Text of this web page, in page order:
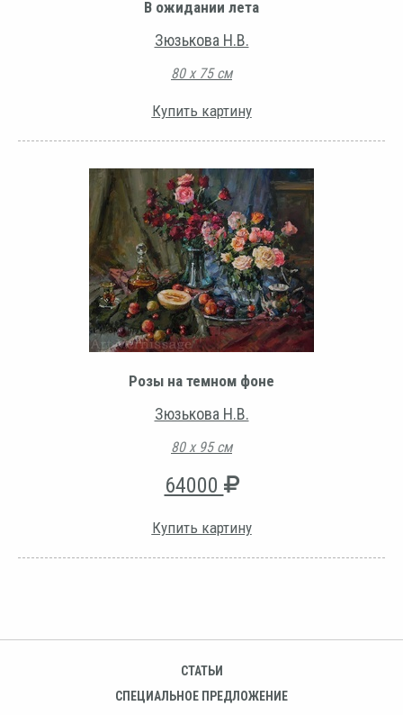
В ожидании лета
Зюзькова Н.В.
80 х 75 см
Купить картину
Розы на темном фоне
Зюзькова Н.В.
80 х 95 см
64000
Купить картину
СТАТЬИ
СПЕЦИАЛЬНОЕ ПРЕДЛОЖЕНИЕ